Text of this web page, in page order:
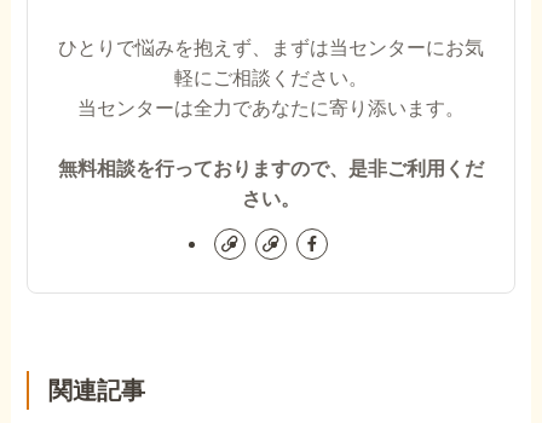
ひとりで悩みを抱えず、まずは当センターにお気
軽にご相談ください。
当センターは全力であなたに寄り添います。
無料相談を行っておりますので、是非ご利用くだ
さい。
関連記事